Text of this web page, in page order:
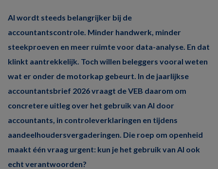
AI wordt steeds belangrijker bij de
accountantscontrole. Minder handwerk, minder
steekproeven en meer ruimte voor data-analyse. En dat
klinkt aantrekkelijk. Toch willen beleggers vooral weten
wat er onder de motorkap gebeurt. In de jaarlijkse
accountantsbrief 2026 vraagt de VEB daarom om
concretere uitleg over het gebruik van AI door
accountants, in controleverklaringen en tijdens
aandeelhoudersvergaderingen. Die roep om openheid
maakt één vraag urgent: kun je het gebruik van AI ook
echt verantwoorden?